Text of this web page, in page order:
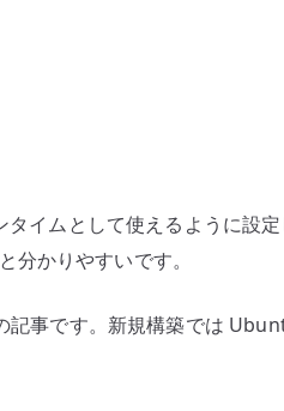
に
効
イムとして使えるように設
かりやすいです。
事です。新規構築では